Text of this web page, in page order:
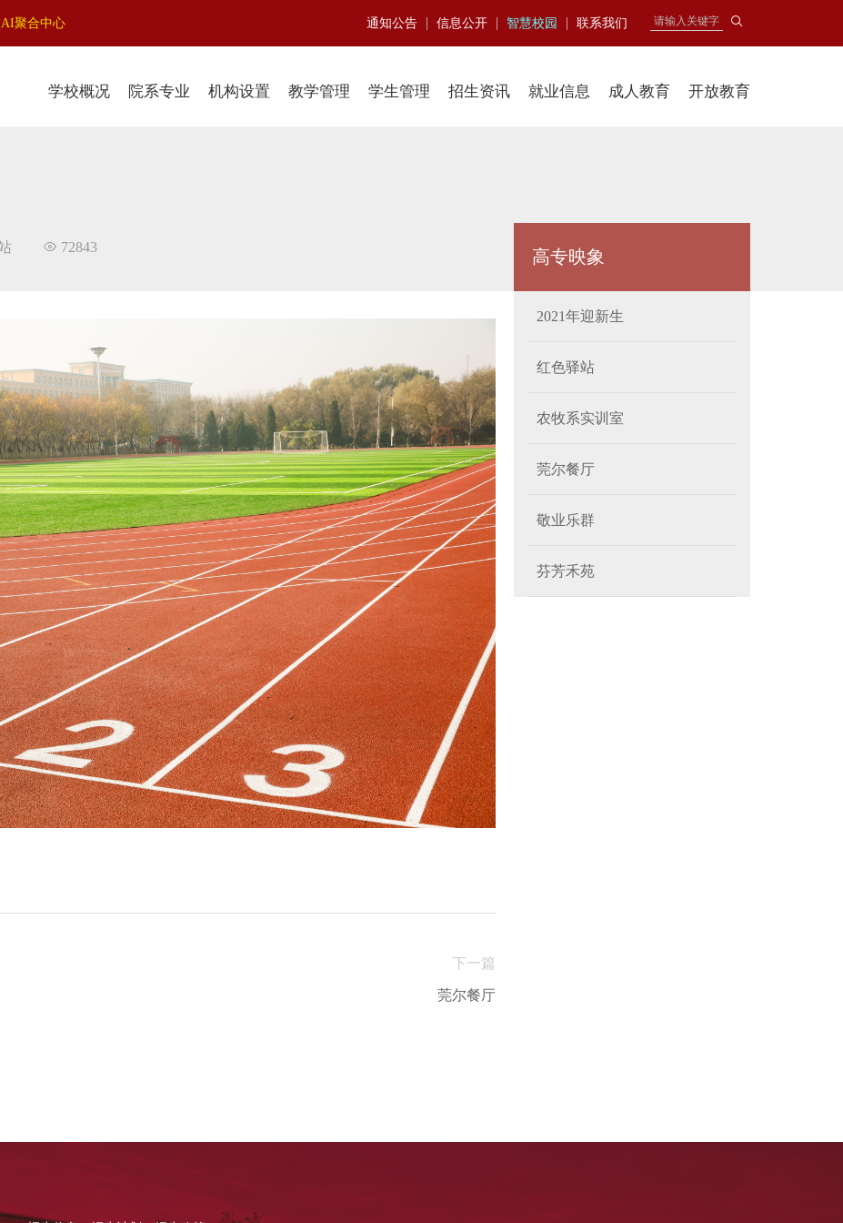
聚合中心 通知公告 | 信息公开 | 智慧校园 | 联系我们
学校概况 院系专业 机构设置 教学管理 学生管理 招生资讯 就业信息 成人教育 开放教育
72843
下一篇
莞尔餐厅
高专映象
2021年迎新生
红色驿站
农牧系实训室
莞尔餐厅
敬业乐群
芬芳禾苑